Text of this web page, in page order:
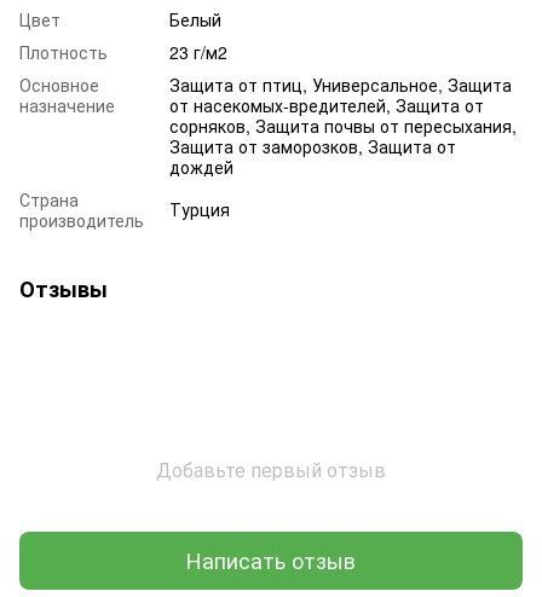
Цвет
Белый
Плотность
23 г/м2
Основное
назначение
Защита от птиц, Универсальное, Защита
от насекомых-вредителей, Защита от
сорняков, Защита почвы от пересыхания,
Защита от заморозков, Защита от
дождей
Страна
производитель
Турция
Отзывы
Добавьте первый отзыв
Написать отзыв